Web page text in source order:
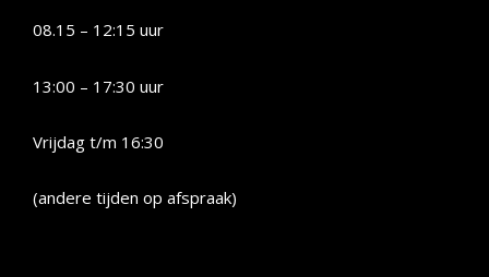
08.15 – 12:15 uur
13:00 – 17:30 uur
Vrijdag t/m 16:30
(andere tijden op afspraak)